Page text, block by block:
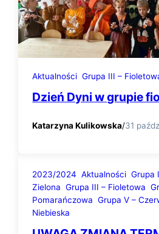
Aktualności Grupa III –
Dzień Dyni w grupie
Katarzyna Kulikowska/31
2023/2024 Aktualności Grupa
Zielona Grupa III – Fioletowa
Pomarańczowa Grupa V –
Niebieska